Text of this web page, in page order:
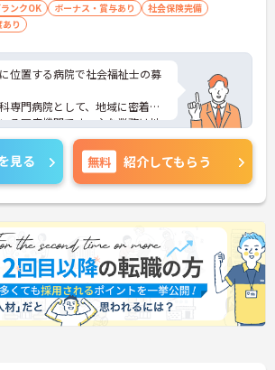
ンクOK ボーナス・賞与あり
社会保険完備
り
位置する病院で社会福祉士の募
専門病院として、地域に密着し
る医療機関です。主な業務は地
支援、紹介状等の管理、患者相
医療ソーシャルワーカーとして
環境が整っています。
日祝休み、年間休日は120日
の両立を重視した働き方が可能
停から徒歩1分と通勤のしやすさ
賞与は過去実績で年2回・計3.50
あり、各種手当や退職金制度な
ています。
、面接対策ポイントなどさらに
すので、お気軽にご相談くださ
見る 無料 紹介してもらう